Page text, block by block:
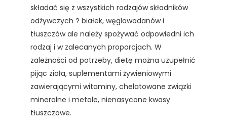
składać się z wszystkich rodzajów składników
odżywczych ? białek, węglowodanów i
tłuszczów ale należy spożywać odpowiedni ich
rodzaj i w zalecanych proporcjach. W
zależności od potrzeby, dietę można uzupełnić
pijąc zioła, suplementami żywieniowymi
zawierającymi witaminy, chelatowane związki
mineralne i metale, nienasycone kwasy
tłuszczowe.